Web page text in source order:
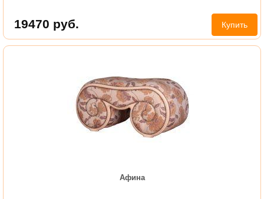
19470 руб. Купить
Афина